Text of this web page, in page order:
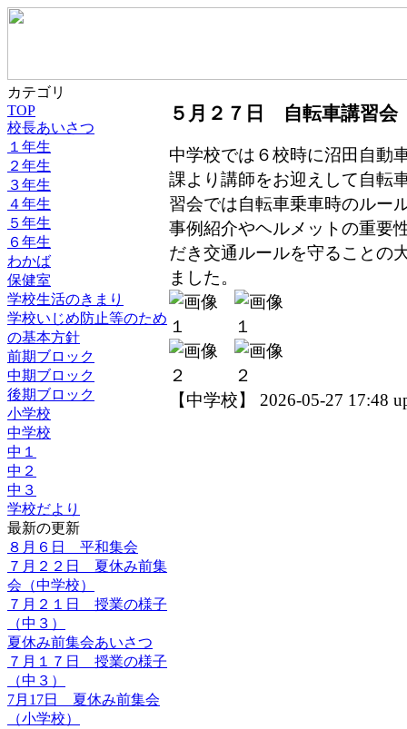
カテゴリ
TOP
校長あいさつ
１年生
２年生
３年生
４年生
５年生
６年生
わかば
保健室
学校生活のきまり
学校いじめ防止等のため
の基本方針
前期ブロック
中期ブロック
後期ブロック
小学校
中学校
中１
中２
中３
学校だより
最新の更新
８月６日 平和集会
７月２２日 夏休み前集
会（中学校）
７月２１日 授業の様子
（中３）
夏休み前集会あいさつ
７月１７日 授業の様子
（中３）
7月17日 夏休み前集会
（小学校）
５月２７日 自転車講習会
中学校では６校時に沼田自動
課より講師をお迎えして自転
習会では自転車乗車時のルー
事例紹介やヘルメットの重要
だき交通ルールを守ることの
ました。
【中学校】 2026-05-27 17:48